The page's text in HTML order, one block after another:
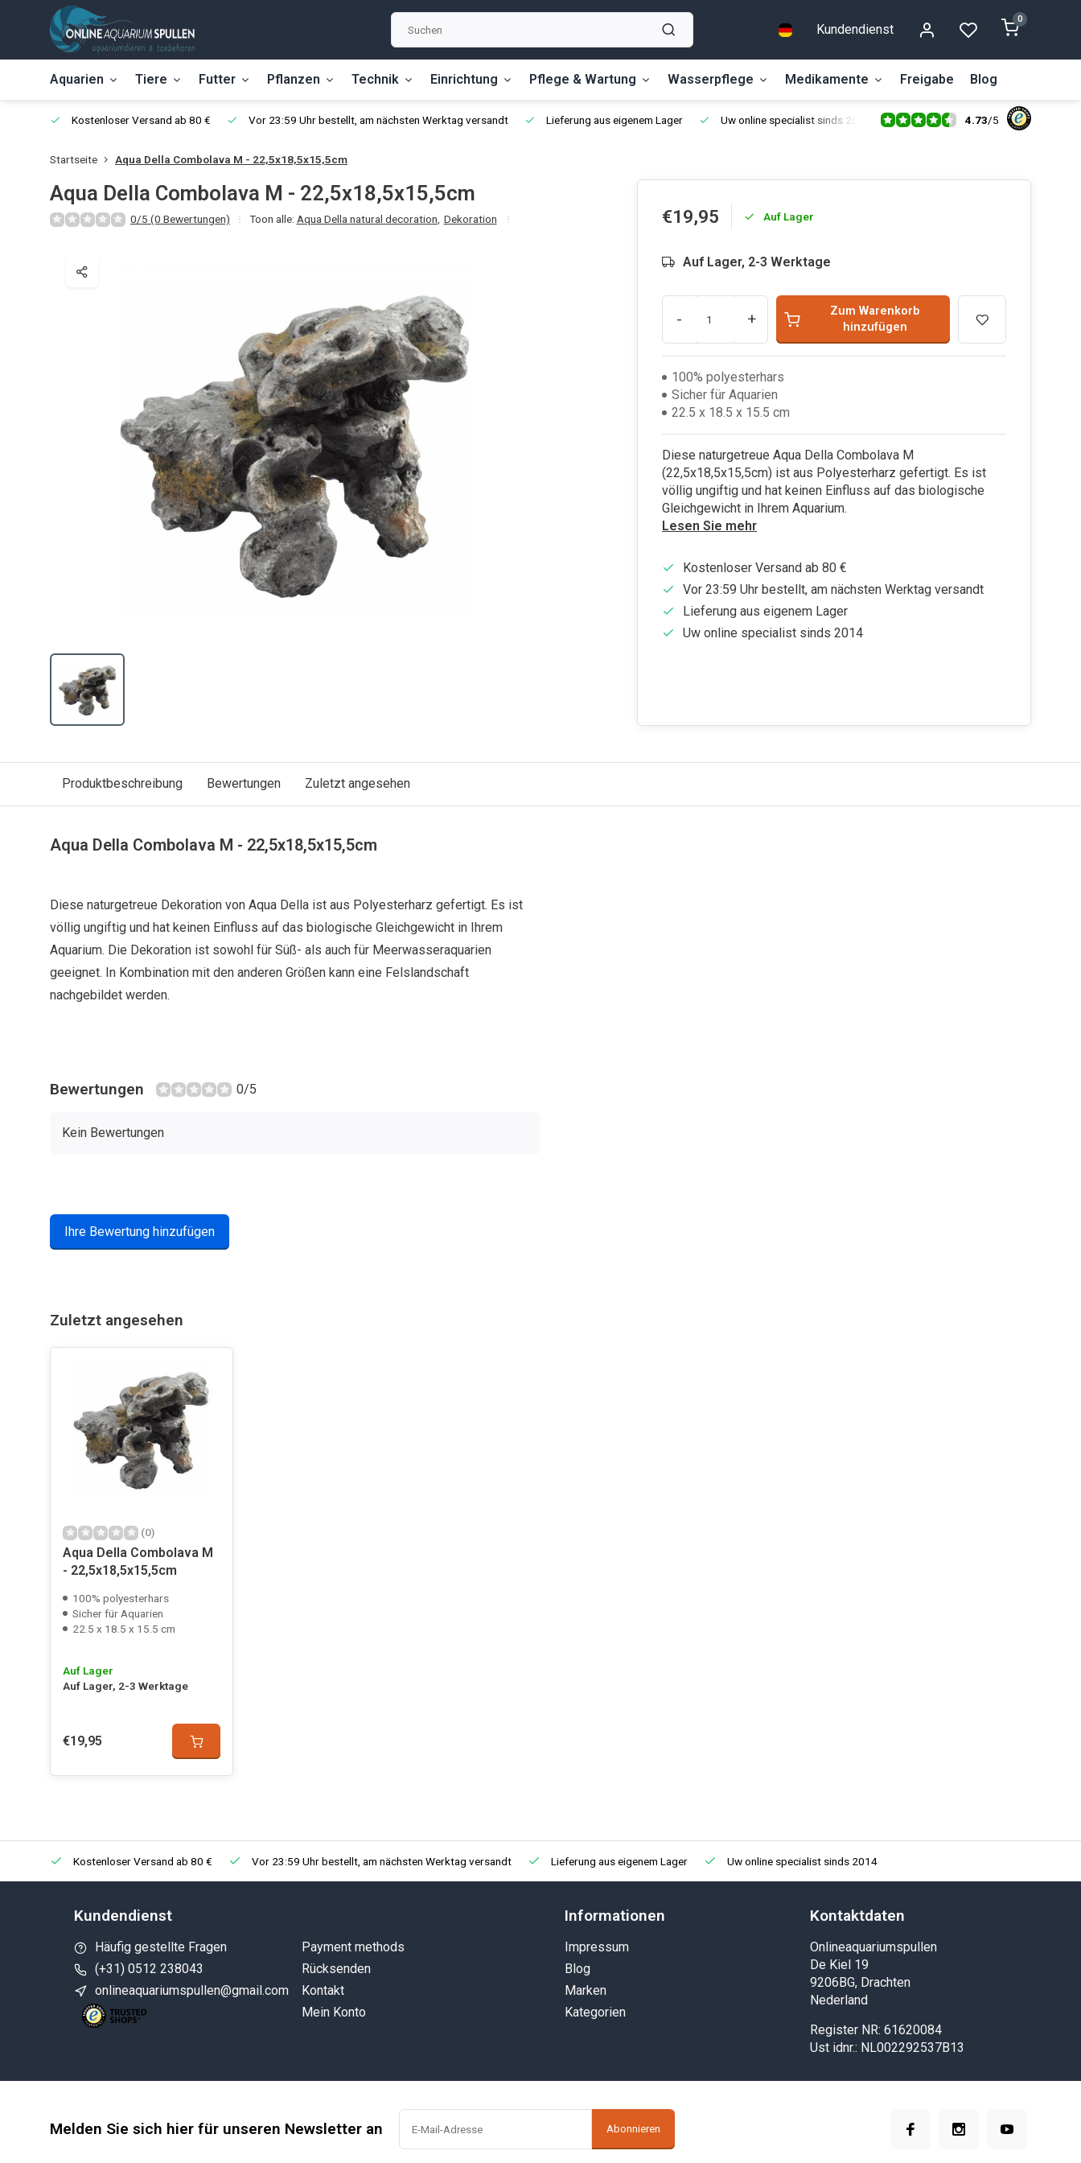
Kundendienst
0
Aquarien Tiere Futter Pflanzen Technik Einrichtung Pflege & Wartung Wasserpflege Medikamente Freigabe Blog
Kostenloser Versand ab 80 € Vor 23:59 Uhr bestellt, am nächsten Werktag versandt Lieferung aus eigenem Lager Uw online specialist sinds 2014 4.73/5
Startseite Aqua Della Combolava M - 22,5x18,5x15,5cm
Aqua Della Combolava M - 22,5x18,5x15,5cm
0/5 (0 Bewertungen) Toon alle: Aqua Della natural decoration Dekoration €19,95 Auf Lager
Auf Lager, 2-3 Werktage
- +
Zum Warenkorb
hinzufügen
100% polyesterhars
Sicher für Aquarien
22.5 x 18.5 x 15.5 cm
Diese naturgetreue Aqua Della Combolava M
(22,5x18,5x15,5cm) ist aus Polyesterharz gefertigt. Es ist
völlig ungiftig und hat keinen Einfluss auf das biologische
Gleichgewicht in Ihrem Aquarium.
Lesen Sie mehr
Kostenloser Versand ab 80 €
Vor 23:59 Uhr bestellt, am nächsten Werktag versandt
Lieferung aus eigenem Lager
Uw online specialist sinds 2014
Produktbeschreibung Bewertungen Zuletzt angesehen
Aqua Della Combolava M - 22,5x18,5x15,5cm
Diese naturgetreue Dekoration von Aqua Della ist aus Polyesterharz gefertigt. Es ist
völlig ungiftig und hat keinen Einfluss auf das biologische Gleichgewicht in Ihrem
Aquarium. Die Dekoration ist sowohl für Süß- als auch für Meerwasseraquarien
geeignet. In Kombination mit den anderen Größen kann eine Felslandschaft
nachgebildet werden.
Bewertungen 0/5
Kein Bewertungen
Ihre Bewertung hinzufügen
Zuletzt angesehen
(0)
Aqua Della Combolava M
- 22,5x18,5x15,5cm
100% polyesterhars
Sicher für Aquarien
22.5 x 18.5 x 15.5 cm
Auf Lager
Auf Lager, 2-3 Werktage
€19,95
Kostenloser Versand ab 80 € Vor 23:59 Uhr bestellt, am nächsten Werktag versandt Lieferung aus eigenem Lager Uw online specialist sinds 2014
Kundendienst
Häufig gestellte Fragen
(+31) 0512 238043
onlineaquariumspullen@gmail.com
Payment methods
Rücksenden
Kontakt
Mein Konto
Informationen
Impressum
Blog
Marken
Kategorien
Kontaktdaten
Onlineaquariumspullen
De Kiel 19
9206BG, Drachten
Nederland
Register NR: 61620084
Ust idnr.: NL002292537B13
Melden Sie sich hier für unseren Newsletter an Abonnieren